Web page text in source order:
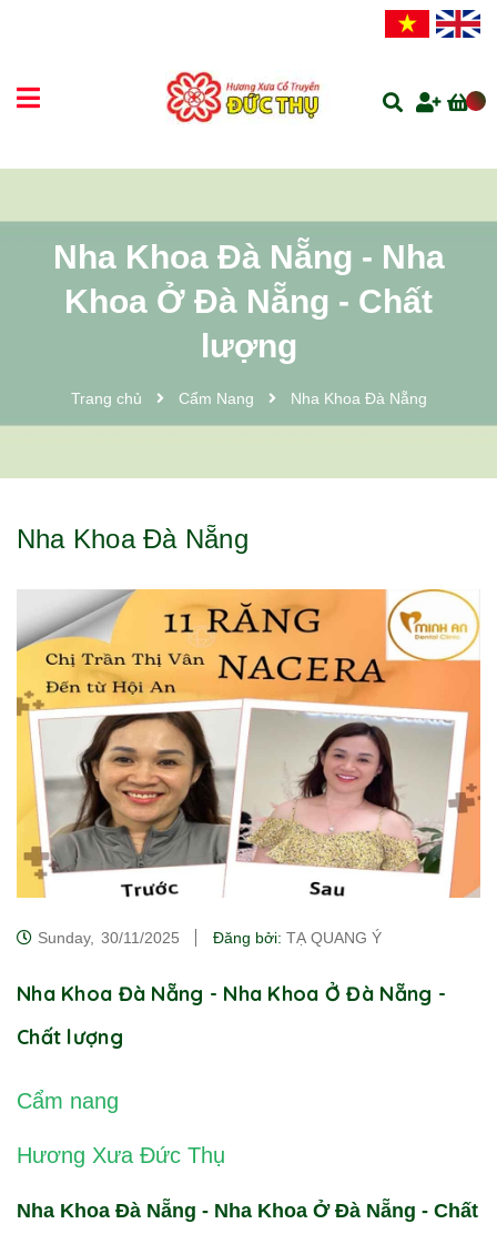
Nha Khoa Đà Nẵng - Nha
Khoa Ở Đà Nẵng - Chất
lượng
Trang chủ Cẩm Nang Nha Khoa Đà Nẵng
Nha Khoa Đà Nẵng
Sunday, 30/11/2025 Đăng bởi: TẠ QUANG Ý
Nha Khoa Đà Nẵng - Nha Khoa Ở Đà Nẵng -
Chất lượng
Cẩm nang
Hương Xưa Đức Thụ
Nha Khoa Đà Nẵng - Nha Khoa Ở Đà Nẵng - Chất